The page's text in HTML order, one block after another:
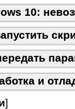
10:скрипт
powershell -file hw.ps1
, $var2, $var3)
, $var2, $var3
и
Windows
]